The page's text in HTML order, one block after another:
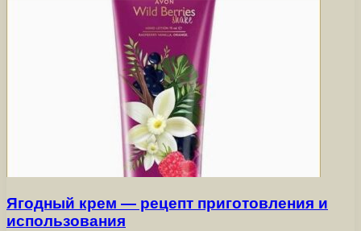
Ягодный крем — рецепт приготовления и
использования